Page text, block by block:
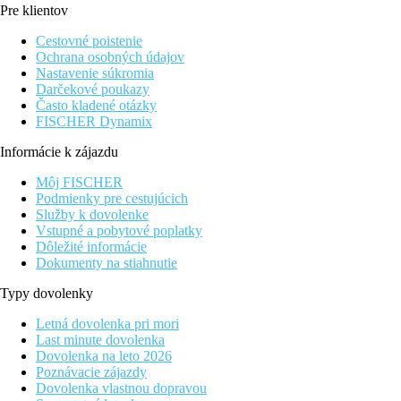
502 izieb v 2 budovách (9 poschodí, výťahy), vstupná hala s
konferenčná sála, práčovňa, úschovňa bicyklov. Vonku bazén,
Popis izby
Dvojlôžková izba, Bočný výhľad mora
postele (každá o šírke 135 cm) bez možnosti ďalších
Informácie o hoteli
Pravidelné denné aj večerné animačné a zábavné programy pre
Stravovanie
Polpenzia
Raňajky a večere formou bufetu
Polpenzia Plus
Raňajky a večere formou bufetu s nápojmi (voda,
Plná Penzia
Raňajky, obed a večera formou bufetu
Plná Penzia Plus
Raňajky, obed a večera formou bufetu s nápojmi (voda,
All Inclusive Premium
Raňajky, obed a večera formou bufetu
Ľahký snack počas dňa
Pre klientov
Cestovné poistenie
Ochrana osobných údajov
Nastavenie súkromia
Darčekové poukazy
Často kladené otázky
FISCHER Dynamix
Informácie k zájazdu
Môj FISCHER
Podmienky pre cestujúcich
Služby k dovolenke
Vstupné a pobytové poplatky
Dôležité informácie
Dokumenty na stiahnutie
Typy dovolenky
Letná dovolenka pri mori
Last minute dovolenka
Dovolenka na leto 2026
Poznávacie zájazdy
Dovolenka vlastnou dopravou